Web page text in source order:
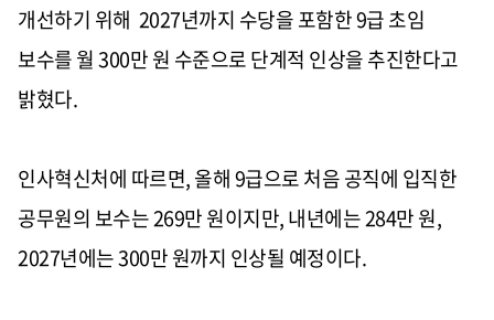
개선하기 위해 2027년까지 수당을 포함한 9급 초임
보수를 월 300만 원 수준으로 단계적 인상을 추진한다고
밝혔다.
인사혁신처에 따르면, 올해 9급으로 처음 공직에 입직한
공무원의 보수는 269만 원이지만, 내년에는 284만 원,
2027년에는 300만 원까지 인상될 예정이다.